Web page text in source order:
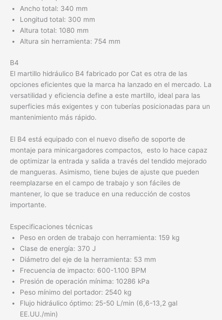
Ancho total: 340 mm
Longitud total: 300 mm
Altura total: 1080 mm
Altura sin herramienta: 754 mm
B4
El martillo hidráulico B4 fabricado por Cat es otra de las
opciones eficientes que la marca ha lanzado en el mercado. La
versatilidad y eficiencia define a este martillo, ideal para las
superficies más exigentes y con tuberías posicionadas para un
mantenimiento más rápido.
El B4 está equipado con el nuevo diseño de soporte de
montaje para minicargadores compactos, esto lo hace capaz
de optimizar la entrada y salida a través del tendido mejorado
de mangueras. Asimismo, tiene bujes de ajuste que pueden
reemplazarse en el campo de trabajo y son fáciles de
mantener, lo que se traduce en una reducción de costos
importante.
Especificaciones técnicas
Peso en orden de trabajo con herramienta: 159 kg
Clase de energía: 370 J
Diámetro del eje de la herramienta: 53 mm
Frecuencia de impacto: 600-1.100 BPM
Presión de operación mínima: 10286 kPa
Peso mínimo del portador: 2540 kg
Flujo hidráulico óptimo: 25-50 L/min (6,6-13,2 gal
EE.UU./min)